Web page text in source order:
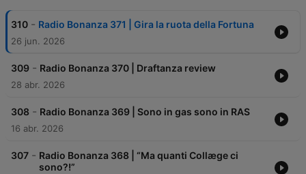
310 - Radio Bonanza 371 | Gira la ruota della Fortuna
26 jun. 2026
309 - Radio Bonanza 370 | Draftanza review
28 abr. 2026
308 - Radio Bonanza 369 | Sono in gas sono in RAS
16 abr. 2026
307 - Radio Bonanza 368 | “Ma quanti Collæge ci
sono?!”